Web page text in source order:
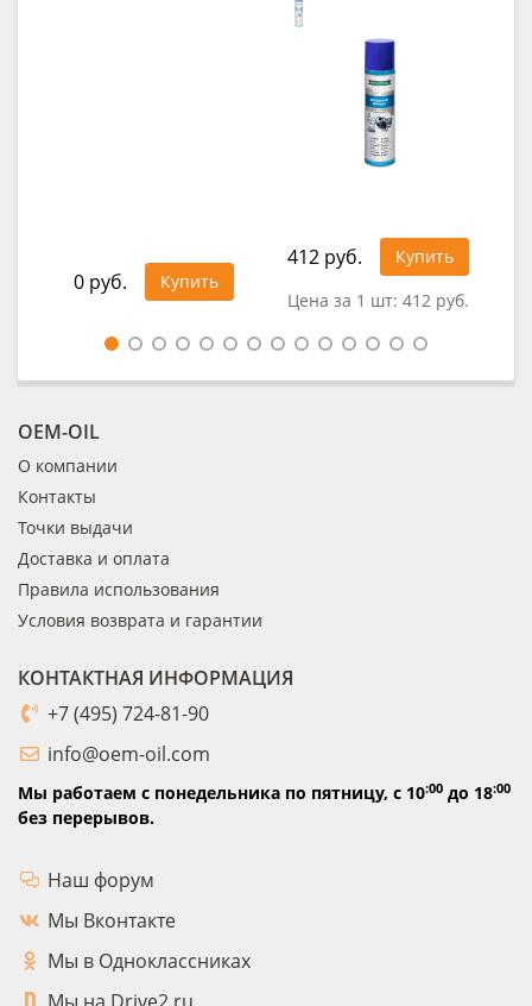
0 руб. Купить
412 руб.
Купить
Цена за 1 шт: 412 руб.
OEM-OIL
О компании
Контакты
Точки выдачи
Доставка и оплата
Правила использования
Условия возврата и гарантии
КОНТАКТНАЯ ИНФОРМАЦИЯ
+7 (495) 724-81-90
info@oem-oil.com
Мы работаем с понедельника по пятницу, с 10:00 до 18:00
без перерывов.
Наш форум
Мы Вконтакте
Мы в Одноклассниках